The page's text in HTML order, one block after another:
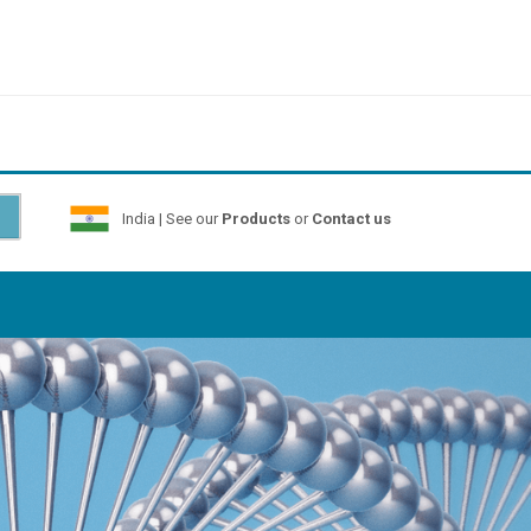
India | See our Productsor Contact us